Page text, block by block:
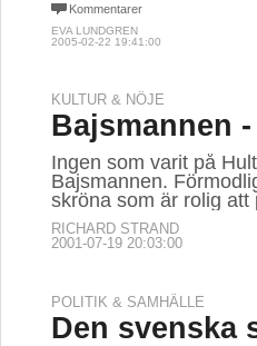
Kommentarer
EVA LUNDGREN
2005-02-22 19:41:00
KULTUR & NÖJE
Bajsmannen
Ingen som varit på
Bajsmannen.
skröna som är rolig att
RICHARD STRAND
2001-07-19 20:03:00
POLITIK & SAMHÄLLE
Den svenska